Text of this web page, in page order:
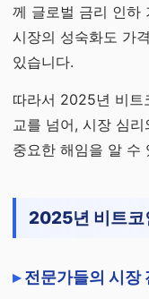
께 글로벌 금리 인하
시장의 성숙화도 가
있습니다.
따라서 2025년 비트
교를 넘어, 시장 심
중요한 해임을 알 수
2025년 비트코
전문가들의 시장